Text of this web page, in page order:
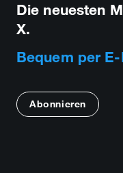
Die neuesten
X.
Bequem per
Abonnieren